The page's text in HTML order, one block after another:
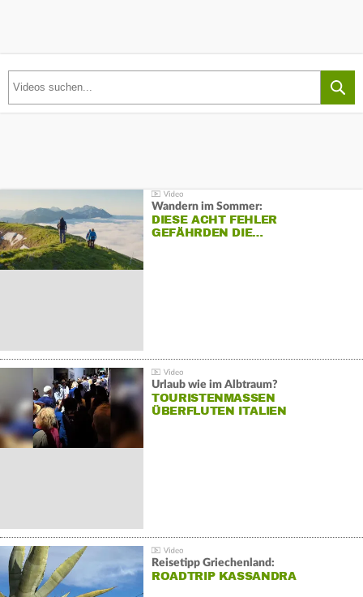
Wandern im Sommer:
DIESE ACHT FEHLER
GEFÄHRDEN DIE…
Urlaub wie im Albtraum?
TOURISTENMASSEN
ÜBERFLUTEN ITALIEN
Reisetipp Griechenland:
ROADTRIP KASSANDRA